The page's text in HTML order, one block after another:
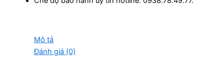
Mô tả
Đánh giá (0)